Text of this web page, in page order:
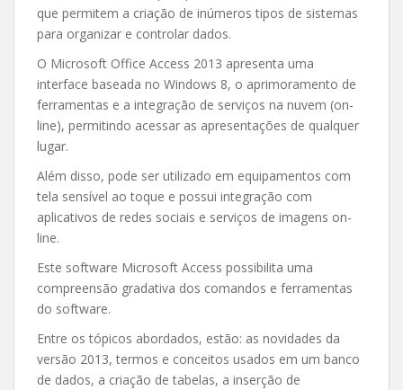
que permitem a criação de inúmeros tipos de sistemas
para organizar e controlar dados.
O Microsoft Office Access 2013 apresenta uma
interface baseada no Windows 8, o aprimoramento de
ferramentas e a integração de serviços na nuvem (on-
line), permitindo acessar as apresentações de qualquer
lugar.
Além disso, pode ser utilizado em equipamentos com
tela sensível ao toque e possui integração com
aplicativos de redes sociais e serviços de imagens on-
line.
Este software Microsoft Access possibilita uma
compreensão gradativa dos comandos e ferramentas
do software.
Entre os tópicos abordados, estão: as novidades da
versão 2013, termos e conceitos usados em um banco
de dados, a criação de tabelas, a inserção de